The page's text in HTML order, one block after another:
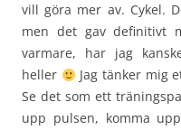
vill göra mer av. Cykel.
men det gav definitivt
varmare, har jag
heller
Jag tänker mig
Se det som ett
upp pulsen, komma